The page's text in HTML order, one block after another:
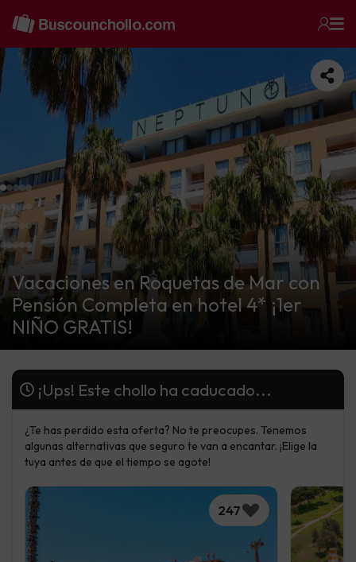
Vacaciones en Roquetas de Mar con
Pensión Completa en hotel 4* ¡1er
NIÑO GRATIS!
¡Ups! Este chollo ha caducado...
¿Te has perdido esta oferta? No te preocupes. Tenemos
algunas alternativas que seguro te van a encantar. ¡Elige la
tuya antes de que el tiempo se agote!
247